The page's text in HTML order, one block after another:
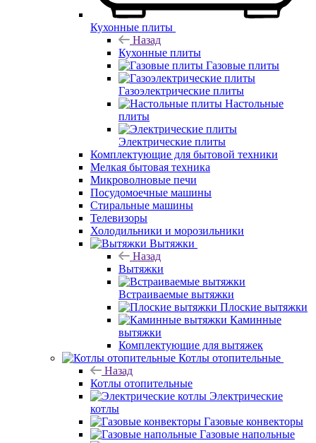
Кухонные плиты
Назад
Кухонные плиты
Газовые плиты
Газоэлектрические плиты
Настольные
плиты
Электрические плиты
Комплектующие для бытовой техники
Мелкая бытовая техника
Микроволновые печи
Посудомоечные машины
Стиральные машины
Телевизоры
Холодильники и морозильники
Вытяжки
Назад
Вытяжки
Встраиваемые вытяжки
Плоские вытяжки
Каминные
вытяжки
Комплектующие для вытяжек
Котлы отопительные
Назад
Котлы отопительные
Электрические
котлы
Газовые конвекторы
Газовые напольные